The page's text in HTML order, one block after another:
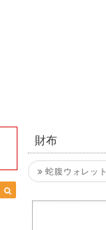
財布
蛇腹ウォレット